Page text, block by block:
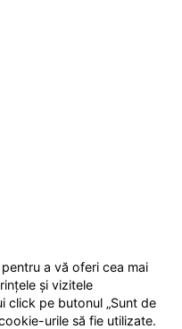
a vă oferi cea mai
și vizitele
click pe butonul „Sunt de
urile să fie utilizate.